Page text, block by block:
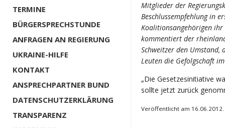
TERMINE
BÜRGERSPRECHSTUNDE
ANFRAGEN AN REGIERUNG
UKRAINE-HILFE
KONTAKT
ANSPRECHPARTNER BUND
DATENSCHUTZERKLÄRUNG
TRANSPARENZ
Mitglieder der
Beschlussempfehlung in
Koalitionsangehörigen ihr
kommentiert der
Schweitzer den Umstand,
Leuten die Gefolgschaft
„Die Gesetzesinitiative
sollte jetzt zurück
Veröffentlicht am 16.06.2012.